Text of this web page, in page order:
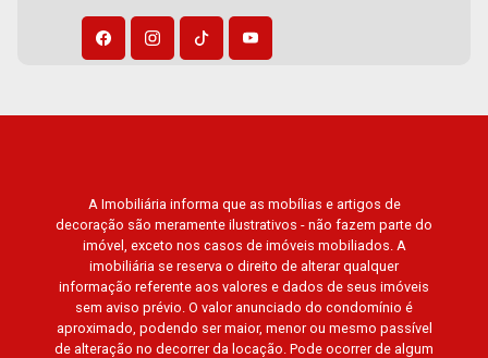
A Imobiliária informa que as mobílias e artigos de
decoração são meramente ilustrativos - não fazem parte do
imóvel, exceto nos casos de imóveis mobiliados. A
imobiliária se reserva o direito de alterar qualquer
informação referente aos valores e dados de seus imóveis
sem aviso prévio. O valor anunciado do condomínio é
aproximado, podendo ser maior, menor ou mesmo passível
de alteração no decorrer da locação. Pode ocorrer de algum